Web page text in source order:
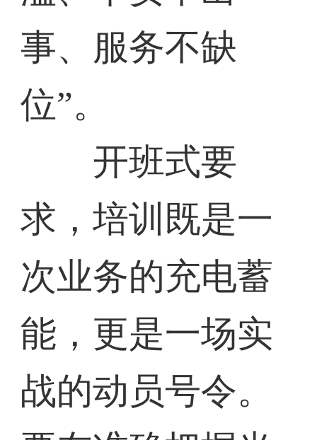
事、服务不缺
位”。
开班式要
求，培训既是一
次业务的充电蓄
能，更是一场实
战的动员号令。